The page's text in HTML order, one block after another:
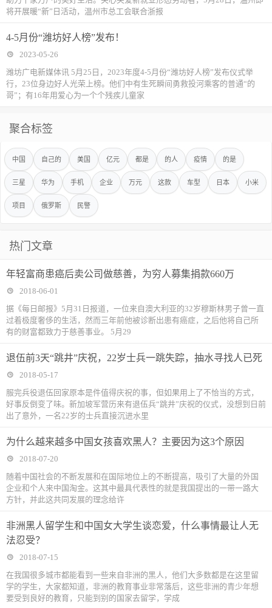
将开展暖“新”日活动，温州市总工会联合浙报
4-5月份“潍坊好人榜”发布！
2023-05-26
潍坊广电新媒体讯 5月25日，2023年度4-5月份“潍坊好人榜”发布仪式举
行，23位身边好人光荣上榜。他们中有生死瞬间勇救投河乘客的普通“的
哥”；有16年用爱心为一个个残疾儿童家
聚合标签
中国 自己的 美国 亿元 都是 的人 疫情 的是
三星 华为 手机 企业 万元 这款 车型 日本 小米
项目 俄罗斯 民警
热门文章
年轻富商患癌后卖公司做慈善，为穷人募集捐款660万
2018-06-01
据《每日邮报》5月31日报道，一位来自澳大利亚的32岁穆斯林男子曾一直
过着极度奢侈的生活，然而三年前他被诊断出患有癌症，之后他将自己所
有的财富都致力于慈善事业。 5月29
退伍前3天“跳井”庆祝，22岁士兵一跳失踪，抽水寻找人已死
2018-05-17
服完兵役退伍回家原本是件值得庆祝的事，但如果用上了不恰当的方式，
好事反倒变了味。新加坡军营历来有退伍兵“跳井”庆祝的仪式，没想到日前
出了意外，一名22岁的士兵直接沉进水里
为什么越来越多中国女孩喜欢黑人？主要因为这3个原因
2018-07-20
随着中国社会的不断发展和在国际地位上的不断提高，吸引了大量的外国
企业和个人来中国淘金。这其中最具代表性的就是我国提出的一带一路大
方针，并此这共同发展的理念给许
非洲黑人留学生和中国女大学生谈恋爱，什么事情最让人无
法忍受？
2018-07-15
在我国很多城市都能看到一些来自非洲的黑人，他们大多数都是在这里留
学的学生，大家都知道，非洲的教育事业非常落后，这些非洲的青少年想
要受到良好的教育，只能到别的国家去留学，学成